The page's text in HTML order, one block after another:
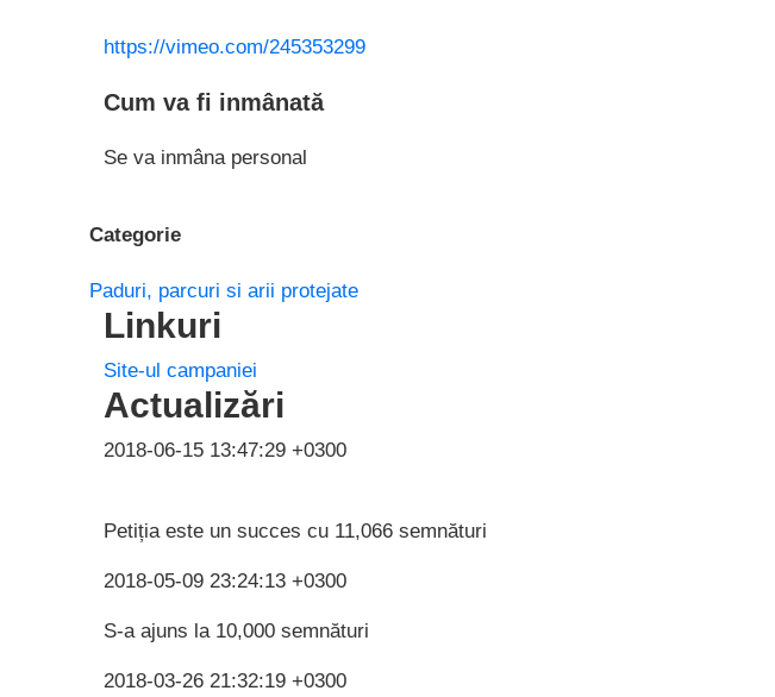
https://vimeo.com/245353299
Cum va fi inmânată
Se va inmâna personal
Categorie
Paduri, parcuri si arii protejate
Linkuri
Site-ul campaniei
Actualizări
2018-06-15 13:47:29 +0300
Petiția este un succes cu 11,066 semnături
2018-05-09 23:24:13 +0300
S-a ajuns la 10,000 semnături
2018-03-26 21:32:19 +0300